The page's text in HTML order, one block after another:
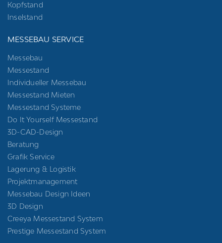
Kopfstand
Inselstand
MESSEBAU SERVICE
Messebau
Messestand
Individueller Messebau
Messestand Mieten
Messestand Systeme
Do It Yourself Messestand
3D-CAD-Design
Beratung
Grafik Service
Lagerung & Logistik
Projektmanagement
Messebau Design Ideen
3D Design
Creeya Messestand System
Prestige Messestand System